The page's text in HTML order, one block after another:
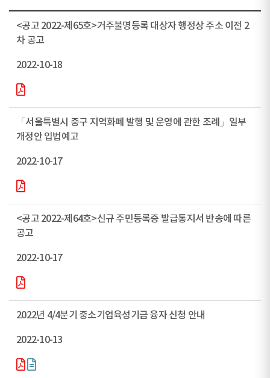
<공고 2022-제65호>거주불명등록 대상자 행정상 주소 이전 2
차 공고
2022-10-18
「서울특별시 중구 지역화폐 발행 및 운영에 관한 조례」일부
개정안 입법예고
2022-10-17
<공고 2022-제64호>신규 주민등록증 발급통지서 반송에 따른
공고
2022-10-17
2022년 4/4분기 중소기업육성기금 융자 신청 안내
2022-10-13